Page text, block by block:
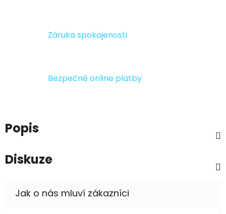
Záruka spokojenosti
Bezpečné online platby
Popis
Diskuze